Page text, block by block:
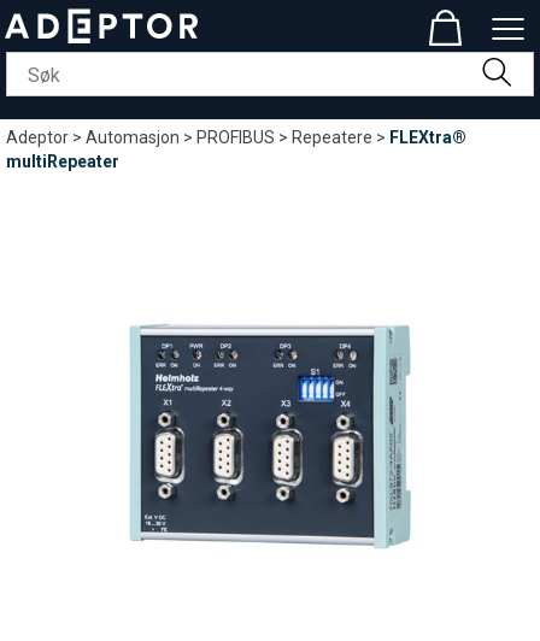
Adeptor>Automasjon>PROFIBUS>Repeatere> FLEXtra®
multiRepeater